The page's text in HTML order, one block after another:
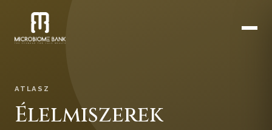
ATLASZ
Élelmiszerek